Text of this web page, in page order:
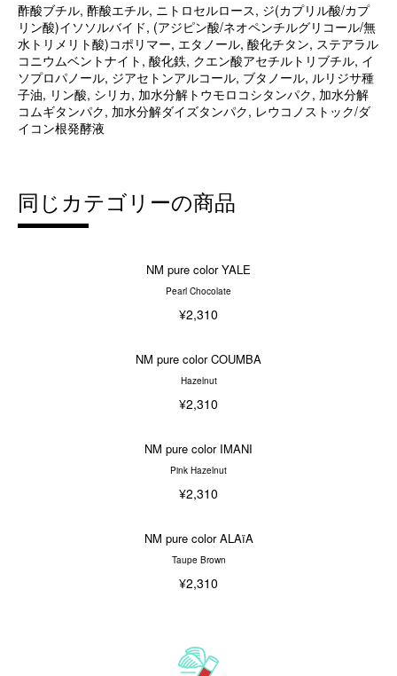
酢酸ブチル, 酢酸エチル, ニトロセルロース, ジ(カプリル酸/カプ
リン酸)イソソルバイド, (アジピン酸/ネオペンチルグリコール/無
水トリメリト酸)コポリマー, エタノール, 酸化チタン, ステアラル
コニウムベントナイト, 酸化鉄, クエン酸アセチルトリブチル, イ
ソプロパノール, ジアセトンアルコール, ブタノール, ルリジサ種
子油, リン酸, シリカ, 加水分解トウモロコシタンパク, 加水分解
コムギタンパク, 加水分解ダイズタンパク, レウコノストック/ダ
イコン根発酵液
同じカテゴリーの商品
NM pure color YALE
Pearl Chocolate
¥2,310
NM pure color COUMBA
Hazelnut
¥2,310
NM pure color IMANI
Pink Hazelnut
¥2,310
NM pure color ALAïA
Taupe Brown
¥2,310